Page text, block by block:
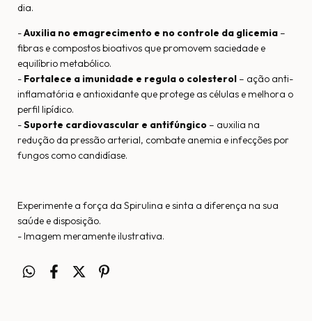
dia.
-Auxilia no emagrecimento e no controle da glicemia –
fibras e compostos bioativos que promovem saciedade e
equilíbrio metabólico.
- Fortalece a imunidade e regula o colesterol – ação anti-
inflamatória e antioxidante que protege as células e melhora o
perfil lipídico.
-Suporte cardiovascular e antifúngico – auxilia na
redução da pressão arterial, combate anemia e infecções por
fungos como candidíase.
Experimente a força da Spirulina e sinta a diferença na sua
saúde e disposição.
- Imagem meramente ilustrativa.